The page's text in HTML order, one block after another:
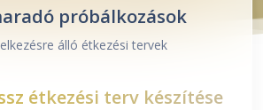
próbálkozások
álló étkezési tervek
étkezési terv készítése